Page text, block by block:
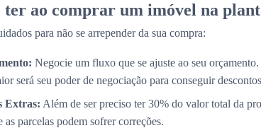
ter ao comprar um imóvel na
para não se arrepender da sua compra:
Negocie um fluxo que se ajuste ao seu
será seu poder de negociação para conseguir
Extras: Além de ser preciso ter 30% do valor total da
parcelas podem sofrer correções.